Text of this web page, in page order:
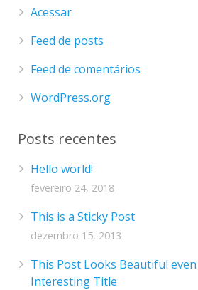
Acessar
Feed de posts
Feed de comentários
WordPress.org
Posts recentes
Hello world!
fevereiro 24, 2018
This is a Sticky Post
dezembro 15, 2013
This Post Looks Beautiful
Interesting Title